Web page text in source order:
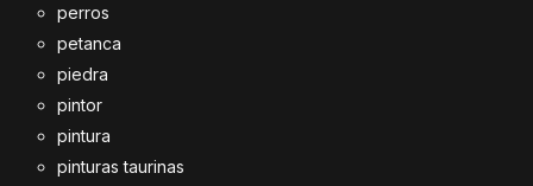
perros
petanca
piedra
pintor
pintura
pinturas taurinas